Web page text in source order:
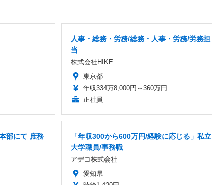
人事・総務・労務/総務・人事・労務/労務担
当
株式会社HIKE
東京都
年収334万8,000円～360万円
正社員
部にて 庶務
「年収300から600万円/経験に応じる」私立
大学職員/事務職
アデコ株式会社
愛知県